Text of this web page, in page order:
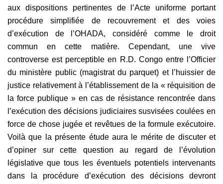
aux dispositions pertinentes de l’Acte uniforme portant
procédure simplifiée de recouvrement et des voies
d’exécution de l’OHADA, considéré comme le droit
commun en cette matière. Cependant, une vive
controverse est perceptible en R.D. Congo entre l’Officier
du ministère public (magistrat du parquet) et l’huissier de
justice relativement à l’établissement de la « réquisition de
la force publique » en cas de résistance rencontrée dans
l’exécution des décisions judiciaires susvisées coulées en
force de chose jugée et revêtues de la formule exécutoire.
Voilà que la présente étude aura le mérite de discuter et
d’opiner sur cette question au regard de l’évolution
législative que tous les éventuels potentiels intervenants
dans la procédure d’exécution des décisions devront